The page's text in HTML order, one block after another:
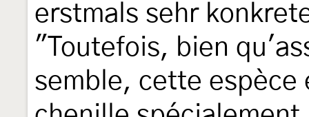
erstmals sehr
"Toutefois, bien
semble, cette espèce